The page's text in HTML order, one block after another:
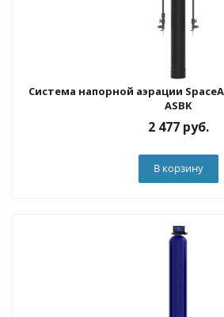
Система напорной аэрации
ASBK
2 477руб.
В корзину